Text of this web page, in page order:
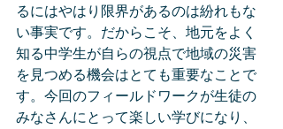
るにはやはり限界があるのは紛れもな
い事実です。だからこそ、地元をよく
知る中学生が自らの視点で地域の災害
を見つめる機会はとても重要なことで
す。今回のフィールドワークが生徒の
みなさんにとって楽しい学びになり、